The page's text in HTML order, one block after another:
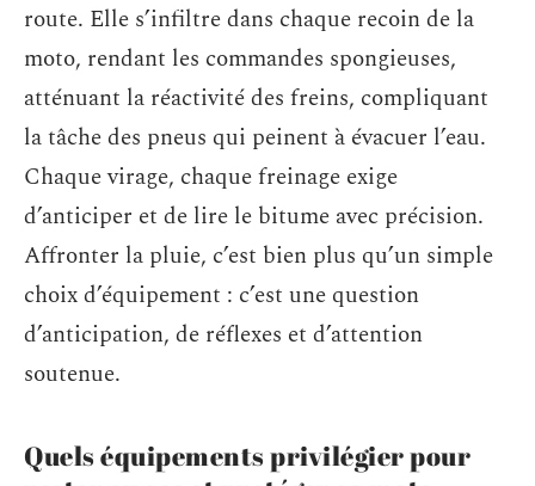
route. Elle s’infiltre dans chaque recoin de la
moto, rendant les commandes spongieuses,
atténuant la réactivité des freins, compliquant
la tâche des pneus qui peinent à évacuer l’eau.
Chaque virage, chaque freinage exige
d’anticiper et de lire le bitume avec précision.
Affronter la pluie, c’est bien plus qu’un simple
choix d’équipement : c’est une question
d’anticipation, de réflexes et d’attention
soutenue.
Quels équipements privilégier pour